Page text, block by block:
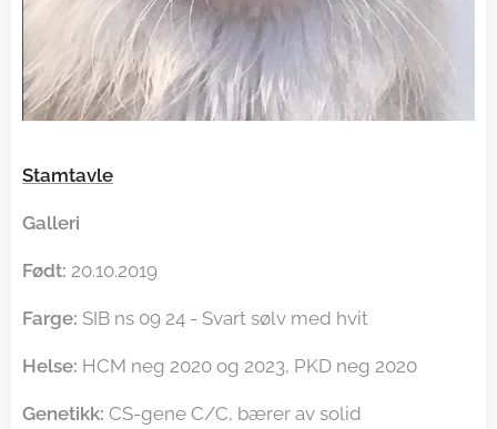
Stamtavle
Galleri
Født: 20.10.2019
Farge: SIB ns 09 24 - Svart sølv med hvit
Helse: HCM neg 2020 og 2023, PKD neg 2020
Genetikk: CS-gene C/C, bærer av solid